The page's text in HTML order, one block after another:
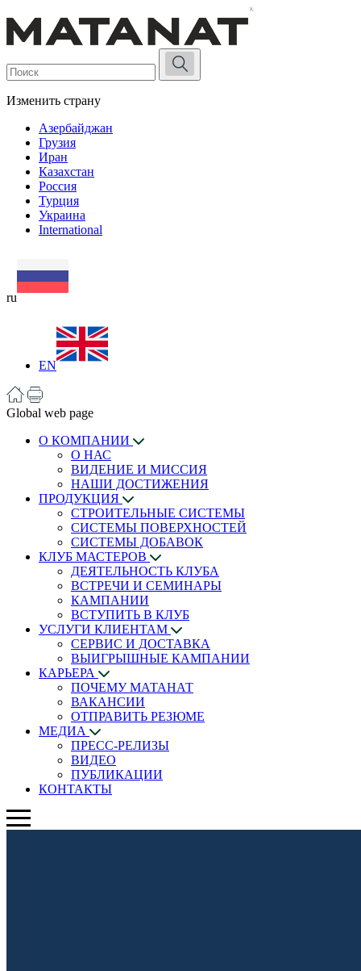
Изменить страну
Азербайджан
Грузия
Иран
Казахстан
Россия
Турция
Украина
International
ru
EN
Global web page
О КОМПАНИИ
О НАС
ВИДЕНИЕ И МИССИЯ
НАШИ ДОСТИЖЕНИЯ
ПРОДУКЦИЯ
СТРОИТЕЛЬНЫЕ СИСТЕМЫ
СИСТЕМЫ ПОВЕРХНОСТЕЙ
СИСТЕМЫ ДОБАВОК
КЛУБ МАСТЕРОВ
ДЕЯТЕЛЬНОСТЬ КЛУБА
ВСТРЕЧИ И СЕМИНАРЫ
КАМПАНИИ
ВСТУПИТЬ В КЛУБ
УСЛУГИ КЛИЕНТАМ
СЕРВИС И ДОСТАВКА
ВЫИГРЫШНЫЕ КАМПАНИИ
КАРЬЕРА
ПОЧЕМУ МАТАНАТ
ВАКАНСИИ
ОТПРАВИТЬ РЕЗЮМЕ
МЕДИА
ПРЕСС-РЕЛИЗЫ
ВИДЕО
ПУБЛИКАЦИИ
КОНТАКТЫ